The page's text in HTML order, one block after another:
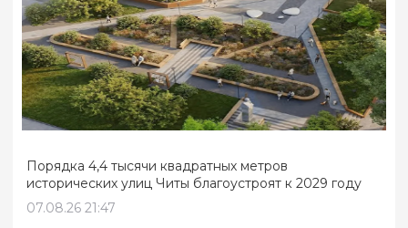
Порядка 4,4 тысячи квадратных метров
исторических улиц Читы благоустроят к 2029 году
07.08.26 21:47